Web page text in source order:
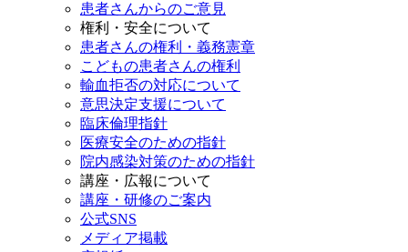
患者さんからのご意見
権利・安全について
患者さんの権利・義務憲章
こどもの患者さんの権利
輸血拒否の対応について
意思決定支援について
臨床倫理指針
医療安全のための指針
院内感染対策のための指針
講座・広報について
講座・研修のご案内
公式SNS
メディア掲載